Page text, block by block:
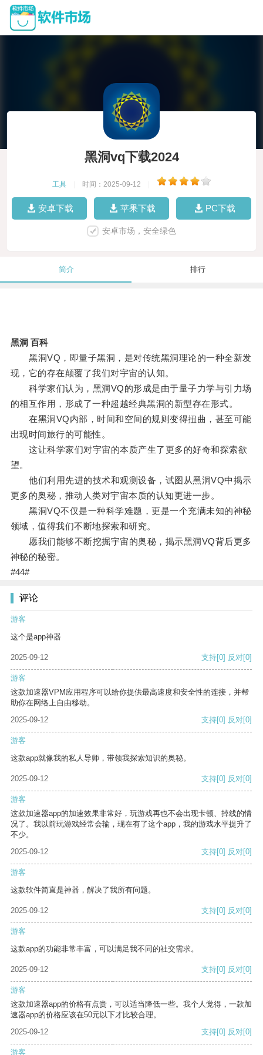
黑洞vq下载2024
工具 时间：2025-09-12
安卓下载 苹果下载 PC下载
安卓市场，安全绿色
简介 排行
黑洞 百科
黑洞VQ，即量子黑洞，是对传统黑洞理论的一种全新发
现，它的存在颠覆了我们对宇宙的认知。
科学家们认为，黑洞VQ的形成是由于量子力学与引力场
的相互作用，形成了一种超越经典黑洞的新型存在形式。
在黑洞VQ内部，时间和空间的规则变得扭曲，甚至可能
出现时间旅行的可能性。
这让科学家们对宇宙的本质产生了更多的好奇和探索欲
望。
他们利用先进的技术和观测设备，试图从黑洞VQ中揭示
更多的奥秘，推动人类对宇宙本质的认知更进一步。
黑洞VQ不仅是一种科学难题，更是一个充满未知的神秘
领域，值得我们不断地探索和研究。
愿我们能够不断挖掘宇宙的奥秘，揭示黑洞VQ背后更多
神秘的秘密。
#44#
评论
游客
这个是app神器
2025-09-12 支持[0] 反对[0]
游客
这款加速器VPM应用程序可以给你提供最高速度和安全性的连接，并帮
助你在网络上自由移动。
2025-09-12
支持[0] 反对[0]
游客
这款app就像我的私人导师，带领我探索知识的奥秘。
2025-09-12 支持[0] 反对[0]
游客
这款加速器app的加速效果非常好，玩游戏再也不会出现卡顿、掉线的情
况了。我以前玩游戏经常会输，现在有了这个app，我的游戏水平提升了
不少。
2025-09-12
支持[0] 反对[0]
游客
这款软件简直是神器，解决了我所有问题。
2025-09-12 支持[0] 反对[0]
游客
这款app的功能非常丰富，可以满足我不同的社交需求。
2025-09-12 支持[0] 反对[0]
游客
这款加速器app的价格有点贵，可以适当降低一些。我个人觉得，一款加
速器app的价格应该在50元以下才比较合理。
2025-09-12
支持[0] 反对[0]
游客